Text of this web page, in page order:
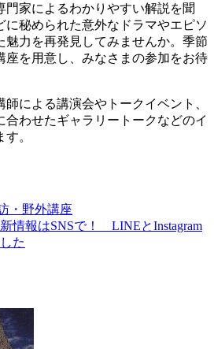
門家によるわかりやすい解説を聞
に秘められた意外なドラマやエピソ
魅力を再発見してみませんか。季節
座を用意し、みなさまの参加をお待
による講演会やトークイベント、
合わせたギャラリートークなどのイ
。
・野外講座
情報はSNSで！ LINEとInstagram
た